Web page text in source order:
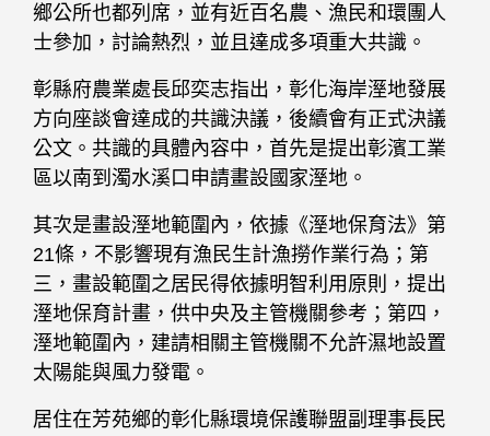
鄉公所也都列席，並有近百名農、漁民和環團人
士參加，討論熱烈，並且達成多項重大共識。
彰縣府農業處長邱奕志指出，彰化海岸溼地發展
方向座談會達成的共識決議，後續會有正式決議
公文。共識的具體內容中，首先是提出彰濱工業
區以南到濁水溪口申請畫設國家溼地。
其次是畫設溼地範圍內，依據《溼地保育法》第
21條，不影響現有漁民生計漁撈作業行為；第
三，畫設範圍之居民得依據明智利用原則，提出
溼地保育計畫，供中央及主管機關參考；第四，
溼地範圍內，建請相關主管機關不允許濕地設置
太陽能與風力發電。
居住在芳苑鄉的彰化縣環境保護聯盟副理事長民